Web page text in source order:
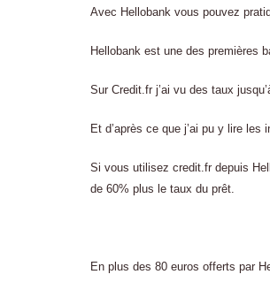
Avec Hellobank vous pouvez
Hellobank est une des premières
Sur Credit.fr j’ai vu des taux
Et d’après ce que j’ai pu y lire
Si vous utilisez credit.fr depuis
de 60% plus le taux du prêt.
En plus des 80 euros offerts par